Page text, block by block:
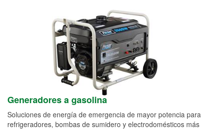
Generadores a gasolina
Soluciones de energía de emergencia de mayor potencia para
refrigeradores, bombas de sumidero y electrodomésticos más